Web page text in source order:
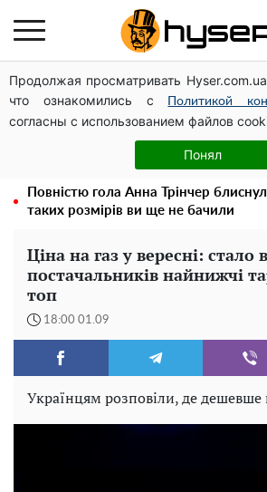
Продолжая просматривать
что ознакомились с
Политикой
согласны с использованием файлов
Понял
Дрони із націнкою: Олександр
мільйони оборонного бюджету
Естонії
Гола Олена Тополя у цікавих позах
щелепи: злив відео – було лише
Повністю гола Анна Трінчер
таких розмірів ви ще не бачили
Ціна на газ у вересні: стало
постачальників найнижчі
топ
18:00 01.09
Українцям розповіли, де дешевше